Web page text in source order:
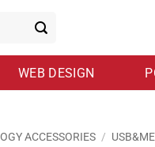
WEB DESIGN
ACCESSORIES /